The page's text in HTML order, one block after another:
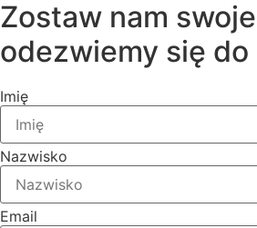
Zostaw nam
odezwiemy się do
Imię
Nazwisko
Email